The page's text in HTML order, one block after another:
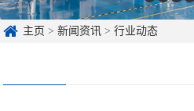
主页 >新闻资讯 >行业动态